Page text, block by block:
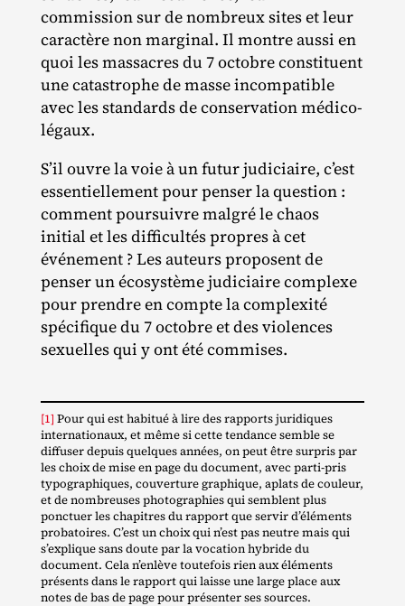
commission sur de nombreux sites et leur
caractère non marginal. Il montre aussi en
quoi les massacres du 7 octobre constituent
une catastrophe de masse incompatible
avec les standards de conservation médico‐
légaux.
S’il ouvre la voie à un futur judiciaire, c’est
essentiellement pour penser la question :
comment poursuivre malgré le chaos
initial et les difficultés propres à cet
événement ? Les auteurs proposent de
penser un écosystème judiciaire complexe
pour prendre en compte la complexité
spécifique du 7 octobre et des violences
sexuelles qui y ont été commises.
[1] Pour qui est habitué à lire des rapports juridiques
internationaux, et même si cette tendance semble se
diffuser depuis quelques années, on peut être surpris par
les choix de mise en page du document, avec parti‐​pris
typographiques, couverture graphique, aplats de couleur,
et de nombreuses photographies qui semblent plus
ponctuer les chapitres du rapport que servir d’éléments
probatoires. C’est un choix qui n’est pas neutre mais qui
s’explique sans doute par la vocation hybride du
document. Cela n’enlève toutefois rien aux éléments
présents dans le rapport qui laisse une large place aux
notes de bas de page pour présenter ses sources.